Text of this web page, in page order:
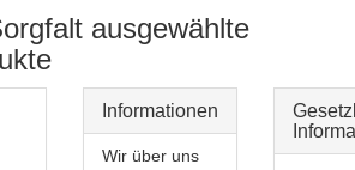
ausgewählte
Informationen
Wir über uns